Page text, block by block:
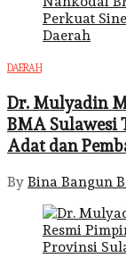
DAERAH
Dr. Mulyadin
BMA Sulawesi
Adat dan
By Bina Bangun